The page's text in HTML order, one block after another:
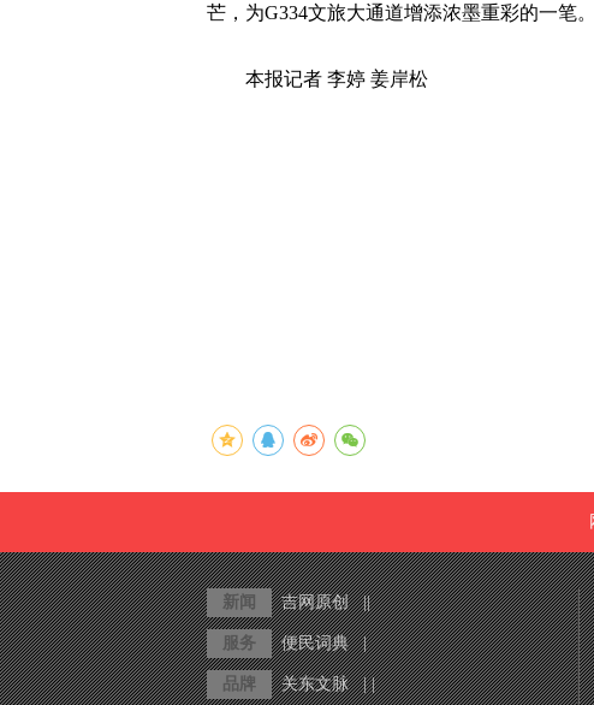
芒，为G334文旅大通道增添浓墨重彩的一笔。
本报记者 李婷 姜岸松